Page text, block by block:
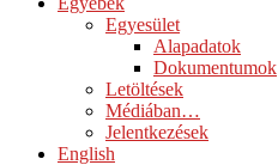
Egyesület
Alapadatok
Dokumentumok
Letöltések
Médiában…
Jelentkezések
English